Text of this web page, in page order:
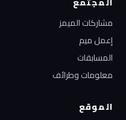
مشاركات الميمز
إعمل ميم
المسابقات
معلومات وطرائف
الموقع